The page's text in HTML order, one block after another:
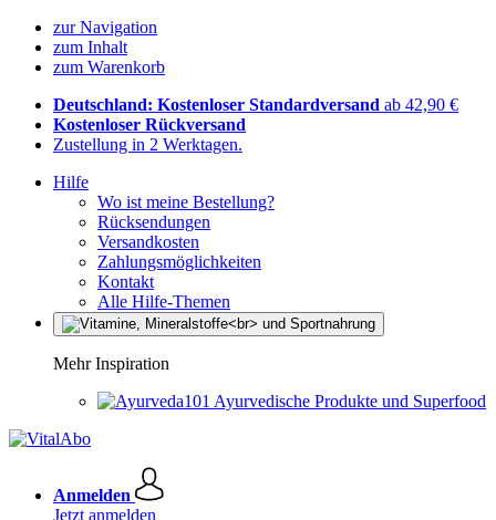
zur Navigation
zum Inhalt
zum Warenkorb
Deutschland: Kostenloser Standardversand ab 42,90 €
Kostenloser Rückversand
Zustellung in 2 Werktagen.
Hilfe
Wo ist meine Bestellung?
Rücksendungen
Versandkosten
Zahlungsmöglichkeiten
Kontakt
Alle Hilfe-Themen
Mehr Inspiration
Ayurvedische Produkte und Superfood
Anmelden
Jetzt anmelden